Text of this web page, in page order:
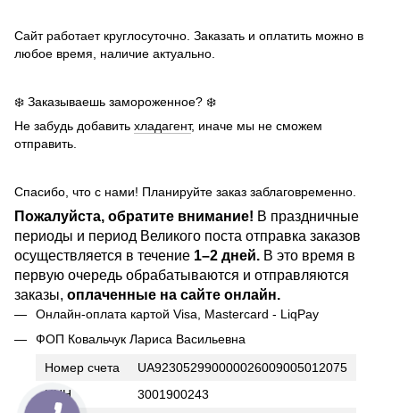
Сайт работает круглосуточно. Заказать и оплатить можно в
любое время, наличие актуально.
❄️ Заказываешь замороженное? ❄️
Не забудь добавить хладагент, иначе мы не сможем
отправить.
Спасибо, что с нами! Планируйте заказ заблаговременно.
Пожалуйста, обратите внимание! В праздничные
периоды и период Великого поста отправка заказов
осуществляется в течение 1–2 дней. В это время в
первую очередь обрабатываются и отправляются
заказы, оплаченные на сайте онлайн.
Онлайн-оплата картой Visa, Mastercard - LiqPay
ФОП Ковальчук Лариса Васильевна
Номер счета
UA923052990000026009005012075
ИНН
3001900243